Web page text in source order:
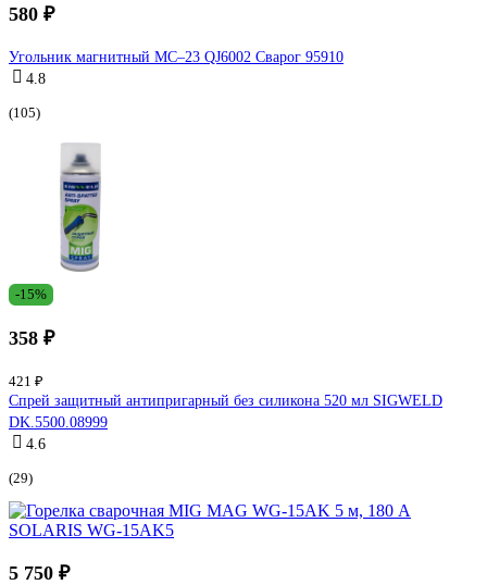
580 ₽
Угольник магнитный МС–23 QJ6002 Сварог 95910
4.8
(105)
-15%
358 ₽
421 ₽
Спрей защитный антипригарный без силикона 520 мл SIGWELD
DK.5500.08999
4.6
(29)
5 750 ₽